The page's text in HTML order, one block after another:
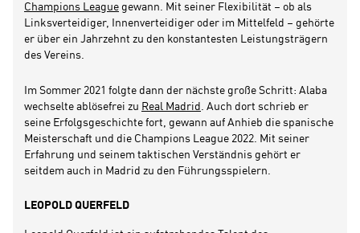
Champions League gewann. Mit seiner Flexibilität – ob als
Linksverteidiger, Innenverteidiger oder im Mittelfeld – gehörte
er über ein Jahrzehnt zu den konstantesten Leistungsträgern
des Vereins.
Im Sommer 2021 folgte dann der nächste große Schritt: Alaba
wechselte ablösefrei zu Real Madrid
. Auch dort schrieb er
seine Erfolgsgeschichte fort, gewann auf Anhieb die spanische
Meisterschaft und die Champions League 2022. Mit seiner
Erfahrung und seinem taktischen Verständnis gehört er
seitdem auch in Madrid zu den Führungsspielern.
LEOPOLD QUERFELD